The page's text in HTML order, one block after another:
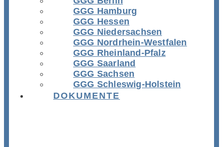
GGG Hamburg
GGG Hessen
GGG Niedersachsen
GGG Nordrhein-Westfalen
GGG Rheinland-Pfalz
GGG Saarland
GGG Sachsen
GGG Schleswig-Holstein
DOKUMENTE